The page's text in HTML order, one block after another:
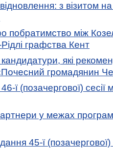
з візитом
побратимство між
графства Кент
які
громадянин
ї (позачергової) сесії
у межах
45-ї (позачергової)